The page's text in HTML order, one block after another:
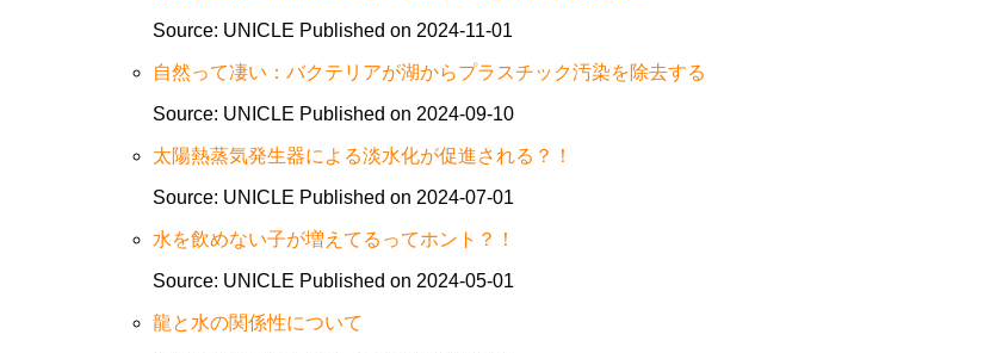
Source: UNICLE Published on 2024-11-01
自然って凄い：バクテリアが湖からプラスチック汚染を除去する
Source: UNICLE Published on 2024-09-10
太陽熱蒸気発生器による淡水化が促進される？！
Source: UNICLE Published on 2024-07-01
水を飲めない子が増えてるってホント？！
Source: UNICLE Published on 2024-05-01
龍と水の関係性について